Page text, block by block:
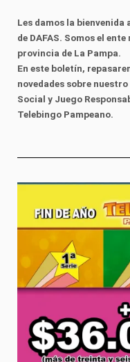
Les damos la
de DAFAS. Somos el
provincia de La Pampa.
En este boletín,
novedades sobre
Social y Juego
Telebingo Pampeano.